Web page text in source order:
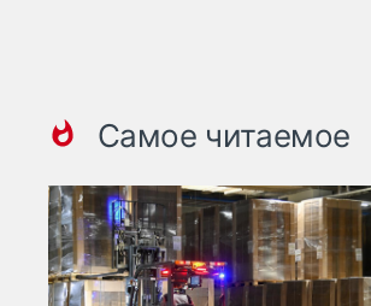
Самое читаемое